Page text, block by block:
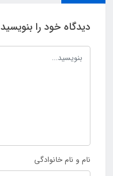
دیدگاه خود را بنویسید
نام و نام خانوادگی